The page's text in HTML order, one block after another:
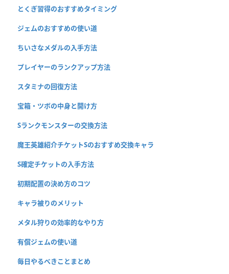
とくぎ習得のおすすめタイミング
ジェムのおすすめの使い道
ちいさなメダルの入手方法
プレイヤーのランクアップ方法
スタミナの回復方法
宝箱・ツボの中身と開け方
Sランクモンスターの交換方法
魔王英雄紹介チケットSのおすすめ交換キャラ
S確定チケットの入手方法
初期配置の決め方のコツ
キャラ被りのメリット
メタル狩りの効率的なやり方
有償ジェムの使い道
毎日やるべきことまとめ